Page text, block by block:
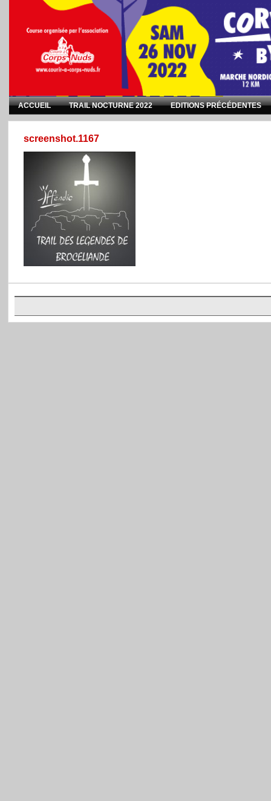
ACCUEIL TRAIL NOCTURNE 2022 EDITIONS PRÉCÉDENTES
screenshot.1167